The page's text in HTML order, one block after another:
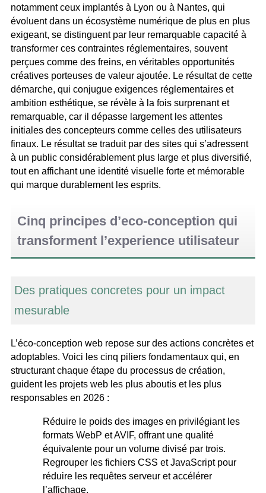
notamment ceux implantés à Lyon ou à Nantes, qui
évoluent dans un écosystème numérique de plus en plus
exigeant, se distinguent par leur remarquable capacité à
transformer ces contraintes réglementaires, souvent
perçues comme des freins, en véritables opportunités
créatives porteuses de valeur ajoutée. Le résultat de cette
démarche, qui conjugue exigences réglementaires et
ambition esthétique, se révèle à la fois surprenant et
remarquable, car il dépasse largement les attentes
initiales des concepteurs comme celles des utilisateurs
finaux. Le résultat se traduit par des sites qui s’adressent
à un public considérablement plus large et plus diversifié,
tout en affichant une identité visuelle forte et mémorable
qui marque durablement les esprits.
Cinq principes d’eco-conception qui
transforment l’experience utilisateur
Des pratiques concretes pour un impact
mesurable
L’éco-conception web repose sur des actions concrètes et
adoptables. Voici les cinq piliers fondamentaux qui, en
structurant chaque étape du processus de création,
guident les projets web les plus aboutis et les plus
responsables en 2026 :
Réduire le poids des images en privilégiant les
formats WebP et AVIF, offrant une qualité
équivalente pour un volume divisé par trois.
Regrouper les fichiers CSS et JavaScript pour
réduire les requêtes serveur et accélérer
l’affichage.